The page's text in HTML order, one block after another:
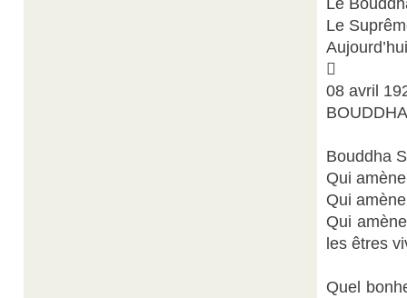
Le
Le

08 avril
Bouddha
Qui
Qui
Qui
les êtres
Quel